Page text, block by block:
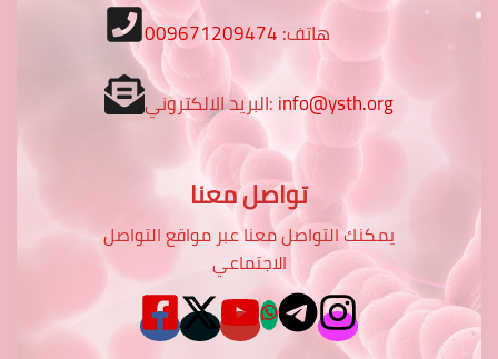
هاتف:009671209474
البريد الالكتروني:info@ysth.org
تواصل معنا
يمكنك التواصل معنا عبر مواقع التواصل
الاجتماعي